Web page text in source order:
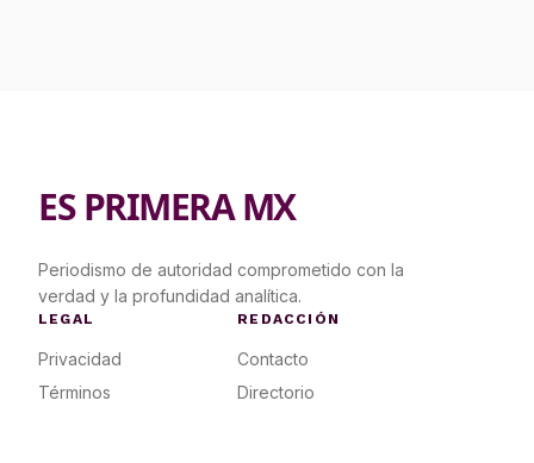
ES PRIMERA MX
Periodismo de autoridad comprometido con la
verdad y la profundidad analítica.
LEGAL
Privacidad
Términos
REDACCIÓN
Contacto
Directorio